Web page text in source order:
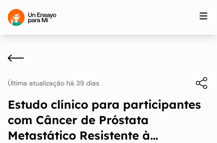
Última atualização há 39 dias
Estudo clínico para participantes
com Câncer de Próstata
Metastático Resistente à